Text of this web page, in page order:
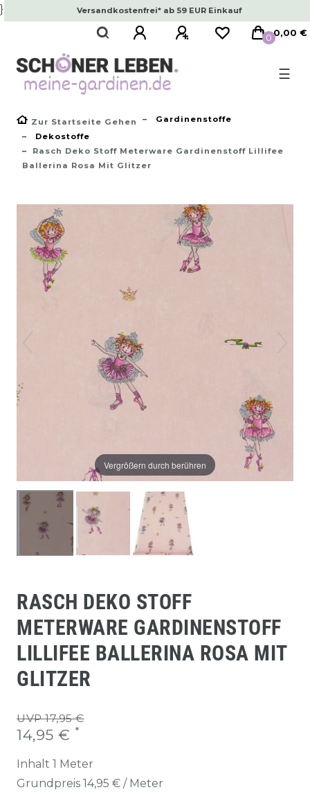
} Versandkostenfrei* ab 59 EUR Einkauf
0 0,00 €
☰
Zur Startseite Gehen
Gardinenstoffe
Dekostoffe
Rasch Deko Stoff Meterware Gardinenstoff Lillifee
Ballerina Rosa Mit Glitzer
Vergrößern durch berühren
RASCH DEKO STOFF
METERWARE GARDINENSTOFF
LILLIFEE BALLERINA ROSA MIT
GLITZER
UVP 17,95 €
14,95 € *
Inhalt 1 Meter
Grundpreis 14,95 € / Meter